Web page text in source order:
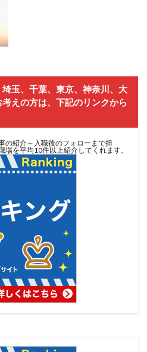
玉、千葉、東京、神奈川、大
えの方は、下記のリンクから
の紹介～入職後のフォローまで担
を平均10件以上紹介してくれます。